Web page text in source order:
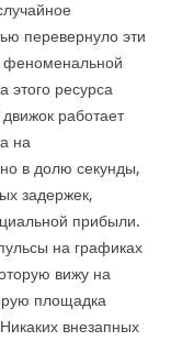
перевернуло эти
феноменальной
этого ресурса
работает
на
в долю секунды,
задержек,
прибыли.
на графиках
вижу на
площадка
внезапных